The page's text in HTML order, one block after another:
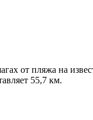
от пляжа на
55,7 км.